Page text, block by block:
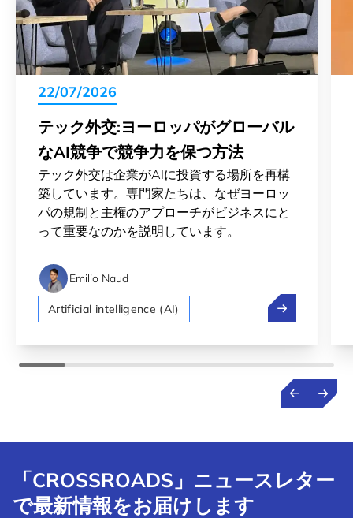
22/07/2026
テック外交:ヨーロッパがグローバル
なAI競争で競争力を保つ方法
テック外交は企業がAIに投資する場所を再構
築しています。専門家たちは、なぜヨーロッ
パの規制と主権のアプローチがビジネスにと
って重要なのかを説明しています。
Emilio Naud
Artificial intelligence (AI) テック外交:ヨ
「CROSSROADS」ニュースレター
で最新情報をお届けします